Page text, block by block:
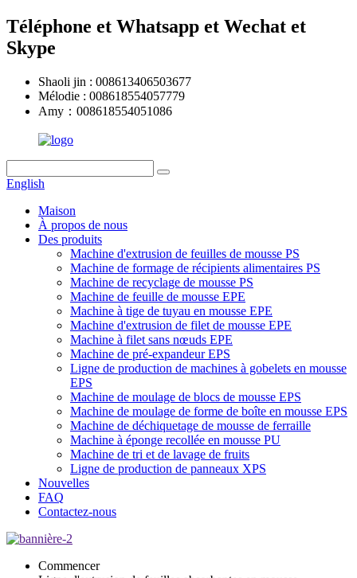
Téléphone et Whatsapp et Wechat et
Skype
Shaoli jin : 008613406503677
Mélodie : 008618554057779
Amy：008618554051086
English
Maison
À propos de nous
Des produits
Machine d'extrusion de feuilles de mousse PS
Machine de formage de récipients alimentaires PS
Machine de recyclage de mousse PS
Machine de feuille de mousse EPE
Machine à tige de tuyau en mousse EPE
Machine d'extrusion de filet de mousse EPE
Machine à filet sans nœuds EPE
Machine de pré-expandeur EPS
Ligne de production de machines à gobelets en mousse
EPS
Machine de moulage de blocs de mousse EPS
Machine de moulage de forme de boîte en mousse EPS
Machine de déchiquetage de mousse de ferraille
Machine à éponge recollée en mousse PU
Machine de tri et de lavage de fruits
Ligne de production de panneaux XPS
Nouvelles
FAQ
Contactez-nous
Commencer